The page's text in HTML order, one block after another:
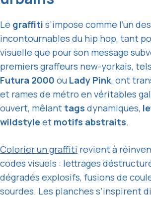
Le graffiti s’impose comme l’un
incontournables du hip hop, tant
visuelle que pour son message
premiers graffeurs new-yorkais,
Futura 2000 ou Lady Pink, ont
et rames de métro en véritables
ouvert, mêlant tags dynamiques,
wildstyle et motifs abstraits.
Colorier un graffiti revient à
codes visuels : lettrages
dégradés explosifs, fusions de
sourdes. Les planches s’inspirent